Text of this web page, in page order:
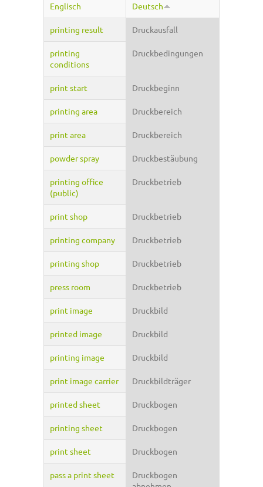
Englisch
Deutsch
printing result Druckausfall
printing
conditions
Druckbedingungen
print start Druckbeginn
printing area Druckbereich
print area Druckbereich
powder spray Druckbestäubung
printing office
(public)
Druckbetrieb
print shop Druckbetrieb
printing company Druckbetrieb
printing shop Druckbetrieb
press room Druckbetrieb
print image Druckbild
printed image Druckbild
printing image Druckbild
print image carrier Druckbildträger
printed sheet Druckbogen
printing sheet Druckbogen
print sheet Druckbogen
pass a print sheet
Druckbogen